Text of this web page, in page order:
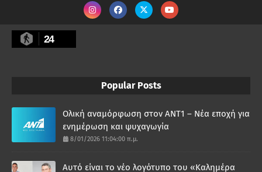
24
Popular Posts
Ολική αναμόρφωση στον ΑΝΤ1 – Νέα εποχή για
ενημέρωση και ψυχαγωγία
8/01/2026 11:04:00 π.μ.
Αυτό είναι το νέο λογότυπο του «Καλημέρα